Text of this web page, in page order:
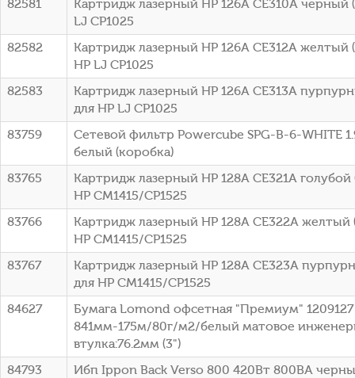
82581
Картридж лазерный HP 126A CE310A черный
LJ CP1025
82582
Картридж лазерный HP 126A CE312A желтый
HP LJ CP1025
82583
Картридж лазерный HP 126A CE313A
для HP LJ CP1025
83759
Сетевой фильтр Powercube SPG-B-6-WHITE
белый (коробка)
83765
Картридж лазерный HP 128A CE321A голубой
HP CM1415/CP1525
83766
Картридж лазерный HP 128A CE322A желтый
HP CM1415/CP1525
83767
Картридж лазерный HP 128A CE323A
для HP CM1415/CP1525
84627
Бумага Lomond офсетная "Премиум" 1209127
841мм-175м/80г/м2/белый матовое
втулка:76.2мм (3")
84793
Ибп Ippon Back Verso 800 420Вт 800ВА